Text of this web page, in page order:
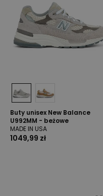
Buty unisex New Balance
U992MM - beżowe
MADE IN USA
1049,99 zł